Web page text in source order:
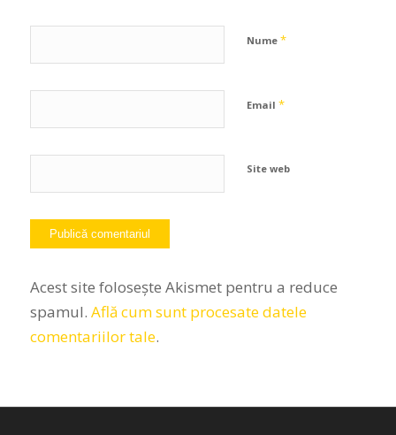
Nume *
Email *
Site web
Acest site folosește Akismet pentru a reduce
spamul. Află cum sunt procesate datele
comentariilor tale.